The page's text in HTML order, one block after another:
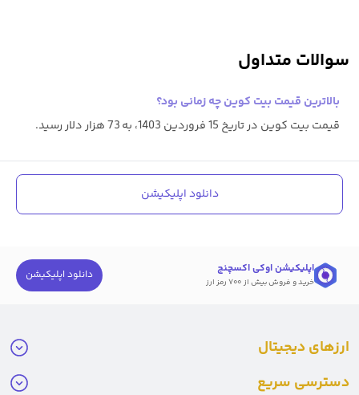
سوالات متداول
بالاترین قیمت بیت کوین چه زمانی بود؟
قیمت بیت کوین در تاریخ 15 فروردین 1403، به 73 هزار دلار رسید.
دانلود اپلیکیشن
اپلیکیشن اوکی اکسچنج
خرید و فروش بیش از ۷۰۰ رمز ارز
دانلود اپلیکیشن
ارزهای دیجیتال
دسترسی سریع